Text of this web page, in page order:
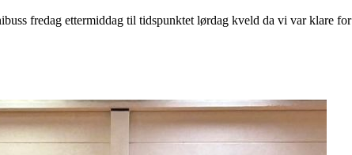
fredag ettermiddag til tidspunktet lørdag kveld da vi var klare for